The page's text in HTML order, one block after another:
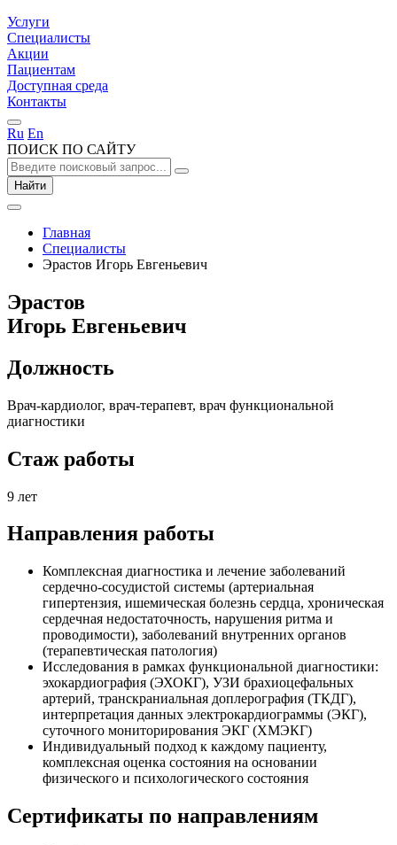
Услуги
Специалисты
Акции
Пациентам
Доступная среда
Контакты
Ru En
ПОИСК ПО САЙТУ
Найти
Главная
Специалисты
Эрастов Игорь Евгеньевич
Эрастов
Игорь Евгеньевич
Должность
Врач-кардиолог, врач-терапевт, врач функциональной
диагностики
Стаж работы
9 лет
Направления работы
Комплексная диагностика и лечение заболеваний
сердечно-сосудистой системы (артериальная
гипертензия, ишемическая болезнь сердца, хроническая
сердечная недостаточность, нарушения ритма и
проводимости), заболеваний внутренних органов
(терапевтическая патология)
Исследования в рамках функциональной диагностики:
эхокардиография (ЭХОКГ), УЗИ брахиоцефальных
артерий, транскраниальная доплерография (ТКДГ),
интерпретация данных электрокардиограммы (ЭКГ),
суточного мониторирования ЭКГ (ХМЭКГ)
Индивидуальный подход к каждому пациенту,
комплексная оценка состояния на основании
физического и психологического состояния
Сертификаты по направлениям